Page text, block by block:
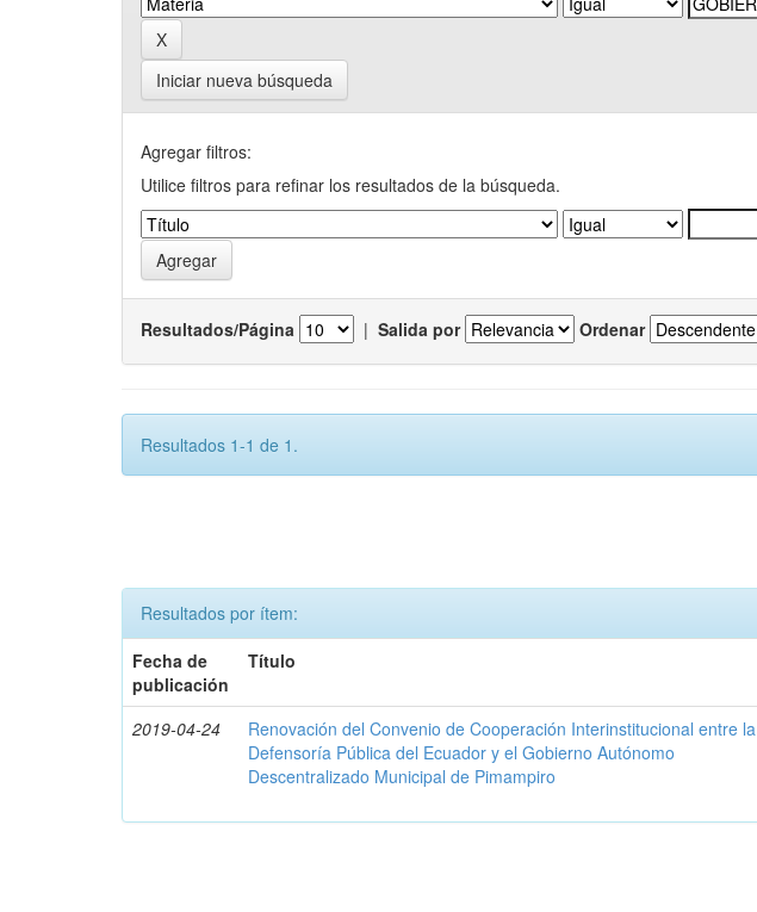
Iniciar nueva búsqueda
Agregar filtros:
Utilice filtros para refinar los resultados de la búsqueda.
Resultados/Página | Salida por Ordenar
Resultados 1-1 de 1.
Resultados por ítem:
Fecha de
publicación
Título
2019-04-24
Renovación del Convenio de Cooperación Interinstitucional entre la
Defensoría Pública del Ecuador y el Gobierno Autónomo
Descentralizado Municipal de Pimampiro